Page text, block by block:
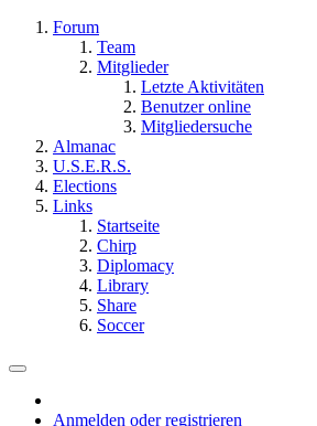
Forum
Team
Mitglieder
Letzte Aktivitäten
Benutzer online
Mitgliedersuche
Almanac
U.S.E.R.S.
Elections
Links
Startseite
Chirp
Diplomacy
Library
Share
Soccer
Anmelden oder registrieren